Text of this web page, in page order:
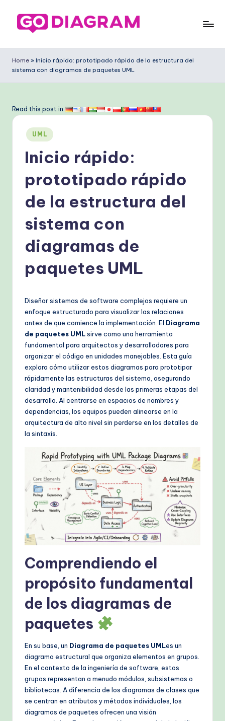
Saltar
o
D
g
ra
m
ni
o
A
W
o
&
M
rn
T
M
Home » Inicio rápido: prototipado rápido de la estructura del
sistema con diagramas de paquetes UML
Read this post in:
Publicado
en
UML
Inicio rápido:
prototipado rápido
de la estructura del
sistema con
diagramas de
paquetes UML
Diseñar sistemas de software complejos requiere un
enfoque estructurado para visualizar las relaciones
antes de que comience la implementación. El Diagrama
de paquetes UMLsirve como una herramienta
fundamental para arquitectos y desarrolladores para
organizar el código en unidades manejables. Esta guía
explora cómo utilizar estos diagramas para prototipar
rápidamente las estructuras del sistema, asegurando
claridad y mantenibilidad desde las primeras etapas del
desarrollo. Al centrarse en espacios de nombres y
dependencias, los equipos pueden alinearse en la
arquitectura de alto nivel sin perderse en los detalles de
la sintaxis.
Comprendiendo el
propósito fundamental
de los diagramas de
paquetes
En su base, un Diagrama de paquetes UMLes un
diagrama estructural que organiza elementos en grupos.
En el contexto de la ingeniería de software, estos
grupos representan a menudo módulos, subsistemas o
bibliotecas. A diferencia de los diagramas de clases que
se centran en atributos y métodos individuales, los
diagramas de paquetes ofrecen una visión